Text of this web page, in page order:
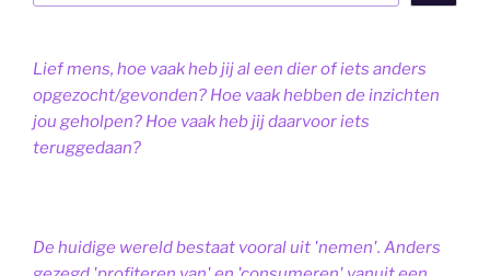
Lief mens, hoe vaak heb jij al een dier of iets anders
opgezocht/gevonden? Hoe vaak hebben de inzichten
jou geholpen? Hoe vaak heb jij daarvoor iets
teruggedaan?
De huidige wereld bestaat vooral uit 'nemen'. Anders